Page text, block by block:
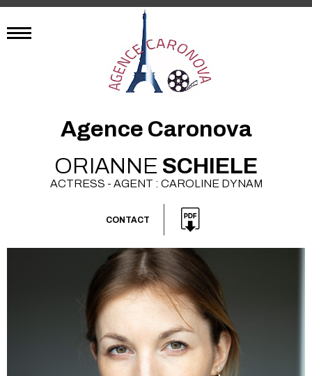
Agence Caronova
ORIANNE SCHIELE
ACTRESS - AGENT : CAROLINE DYNAM
CONTACT